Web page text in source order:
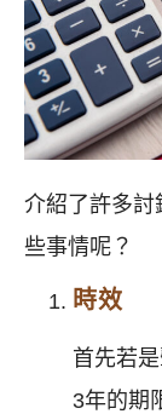
介紹了許多討
些事情呢？
時效
首先若
3年的期